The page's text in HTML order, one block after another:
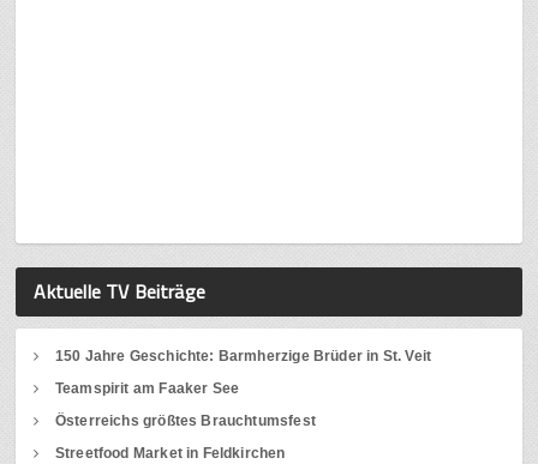
Aktuelle TV Beiträge
150 Jahre Geschichte: Barmherzige Brüder in St. Veit
Teamspirit am Faaker See
Österreichs größtes Brauchtumsfest
Streetfood Market in Feldkirchen